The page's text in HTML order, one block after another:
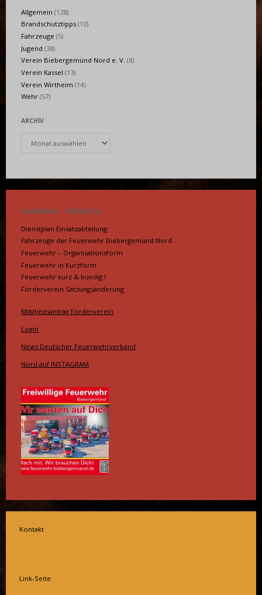
Allgemein (128)
Brandschutztipps (10)
Fahrzeuge (5)
Jugend (38)
Verein Biebergemünd Nord e. V. (8)
Verein Kassel (13)
Verein Wirtheim (14)
Wehr (57)
ARCHIV
FEUERWEHR – ÜBERBLICK
Dienstplan Einsatzabteilung
Fahrzeuge der Feuerwehr Biebergemünd Nord
Feuerwehr – Organisationsform
Feuerwehr in Kurzform
Feuerwehr kurz & bündig !
Förderverein Satzungsänderung
Mitgliedsantrag Förderverein
Login
News Deutscher Feuerwehrverband
Nord auf INSTAGRAM
Kontakt
Link-Seite